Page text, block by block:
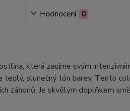
Hodnocení 0
která zaujme svým
slunečný tón barev. Tento
záhonů. Je skvělým doplňkem